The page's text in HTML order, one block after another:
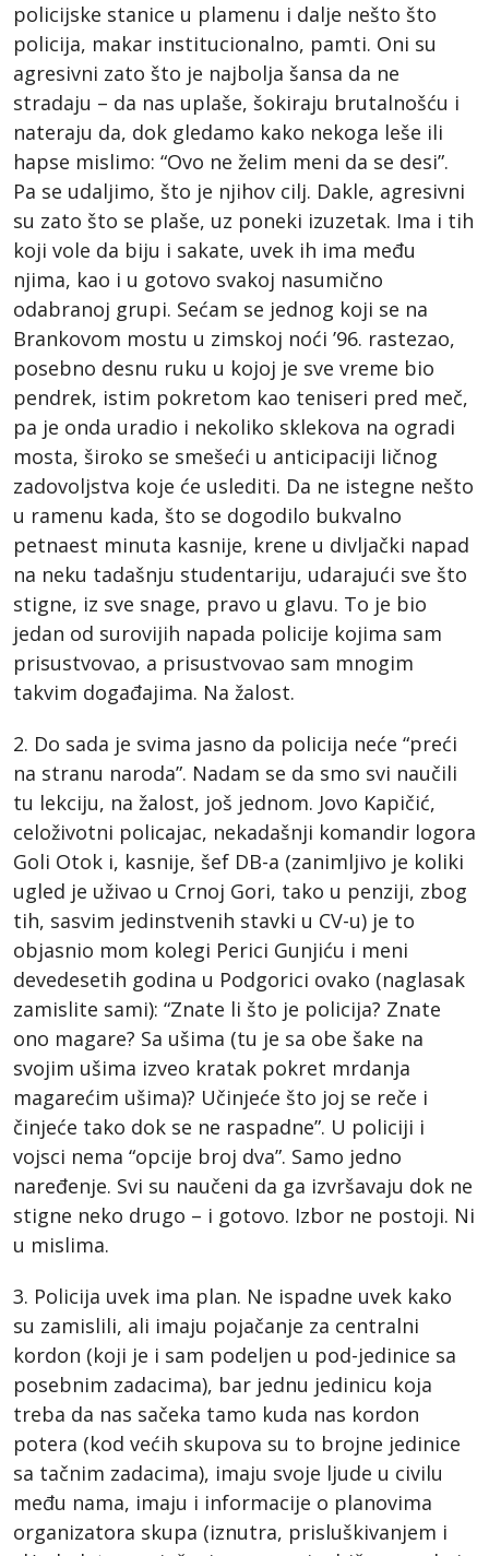
policijske stanice u plamenu i dalje nešto što
policija, makar institucionalno, pamti. Oni su
agresivni zato što je najbolja šansa da ne
stradaju – da nas uplaše, šokiraju brutalnošću i
nateraju da, dok gledamo kako nekoga leše ili
hapse mislimo: “Ovo ne želim meni da se desi”.
Pa se udaljimo, što je njihov cilj. Dakle, agresivni
su zato što se plaše, uz poneki izuzetak. Ima i tih
koji vole da biju i sakate, uvek ih ima među
njima, kao i u gotovo svakoj nasumično
odabranoj grupi. Sećam se jednog koji se na
Brankovom mostu u zimskoj noći ’96. rastezao,
posebno desnu ruku u kojoj je sve vreme bio
pendrek, istim pokretom kao teniseri pred meč,
pa je onda uradio i nekoliko sklekova na ogradi
mosta, široko se smešeći u anticipaciji ličnog
zadovoljstva koje će uslediti. Da ne istegne nešto
u ramenu kada, što se dogodilo bukvalno
petnaest minuta kasnije, krene u divljački napad
na neku tadašnju studentariju, udarajući sve što
stigne, iz sve snage, pravo u glavu. To je bio
jedan od surovijih napada policije kojima sam
prisustvovao, a prisustvovao sam mnogim
takvim događajima. Na žalost.
2. Do sada je svima jasno da policija neće “preći
na stranu naroda”. Nadam se da smo svi naučili
tu lekciju, na žalost, još jednom. Jovo Kapičić,
celoživotni policajac, nekadašnji komandir logora
Goli Otok i, kasnije, šef DB-a (zanimljivo je koliki
ugled je uživao u Crnoj Gori, tako u penziji, zbog
tih, sasvim jedinstvenih stavki u CV-u) je to
objasnio mom kolegi Perici Gunjiću i meni
devedesetih godina u Podgorici ovako (naglasak
zamislite sami): “Znate li što je policija? Znate
ono magare? Sa ušima (tu je sa obe šake na
svojim ušima izveo kratak pokret mrdanja
magarećim ušima)? Učinjeće što joj se reče i
činjeće tako dok se ne raspadne”. U policiji i
vojsci nema “opcije broj dva”. Samo jedno
naređenje. Svi su naučeni da ga izvršavaju dok ne
stigne neko drugo – i gotovo. Izbor ne postoji. Ni
u mislima.
3. Policija uvek ima plan. Ne ispadne uvek kako
su zamislili, ali imaju pojačanje za centralni
kordon (koji je i sam podeljen u pod-jedinice sa
posebnim zadacima), bar jednu jedinicu koja
treba da nas sačeka tamo kuda nas kordon
potera (kod većih skupova su to brojne jedinice
sa tačnim zadacima), imaju svoje ljude u civilu
među nama, imaju i informacije o planovima
organizatora skupa (iznutra, prisluškivanjem i